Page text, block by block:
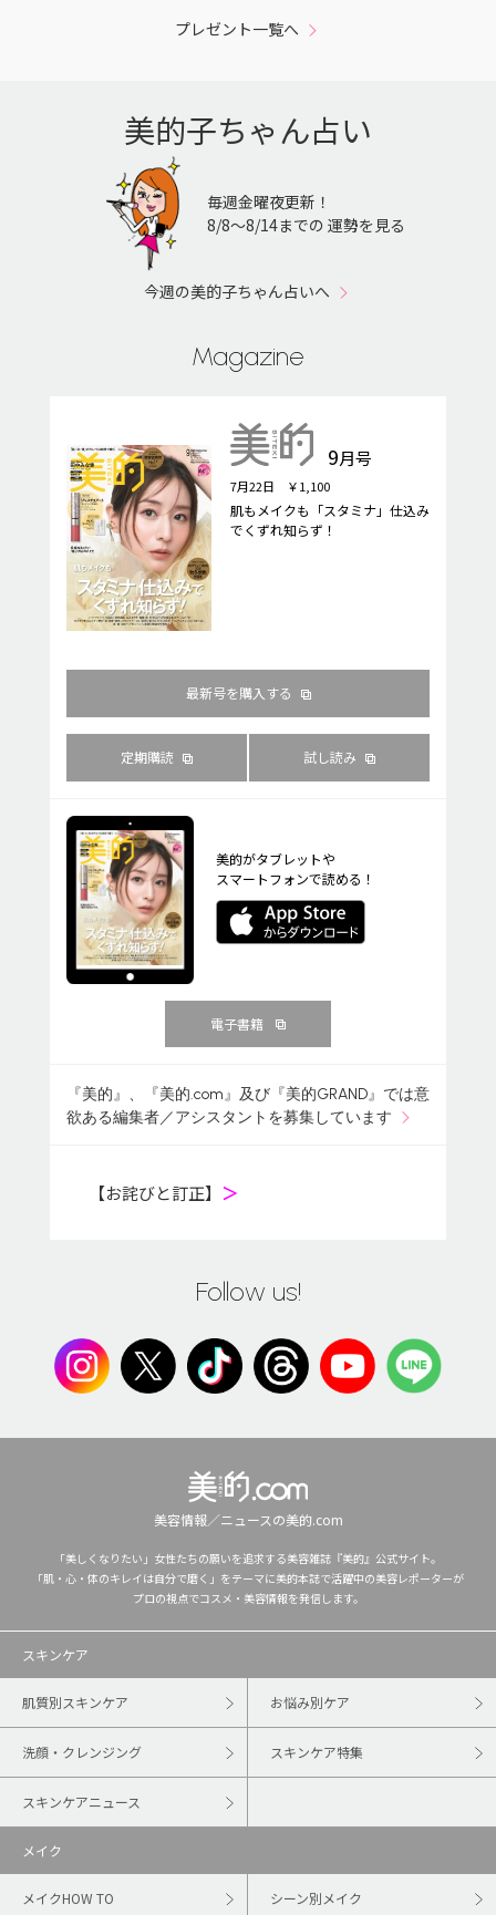
プレゼント一覧へ
美的子ちゃん占い
毎週金曜夜更新！
8/8〜8/14までの 運勢を見る
今週の美的子ちゃん占いへ
Magazine
9月号
7月22日 ￥1,100
肌もメイクも「スタミナ」仕込み
でくずれ知らず！
最新号を購入する
定期購読 試し読み
美的がタブレットや
スマートフォンで読める！
電子書籍
『美的』、『美的.com』及び『美的GRAND』では意
欲ある編集者／アシスタントを募集しています
【お詫びと訂正】 ＞
Follow us!
美容情報／ニュースの美的.com
「美しくなりたい」女性たちの願いを追求する美容雑誌『美的』公式サイト。
「肌・心・体のキレイは自分で磨く」をテーマに美的本誌で活躍中の美容レポーターが
プロの視点でコスメ・美容情報を発信します。
スキンケア
肌質別スキンケア お悩み別ケア
洗顔・クレンジング スキンケア特集
スキンケアニュース
メイク
メイクHOW TO シーン別メイク